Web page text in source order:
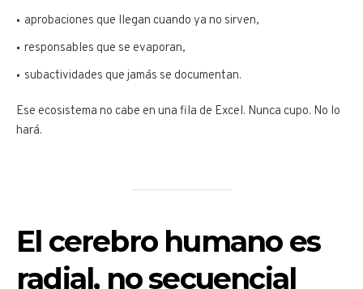
aprobaciones que llegan cuando ya no sirven,
responsables que se evaporan,
subactividades que jamás se documentan.
Ese ecosistema no cabe en una fila de Excel. Nunca cupo. No lo
hará.
El cerebro humano es
radial, no secuencial